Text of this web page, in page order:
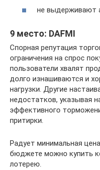
не выдерживают
9 место: DAFMI
Спорная репутация
ограничения на спрос
пользователи хвалят
долго изнашиваются и
нагрузки. Другие
недостатков, указывая
эффективного
притирки.
Радует минимальная
бюджете можно купить
лотерею.